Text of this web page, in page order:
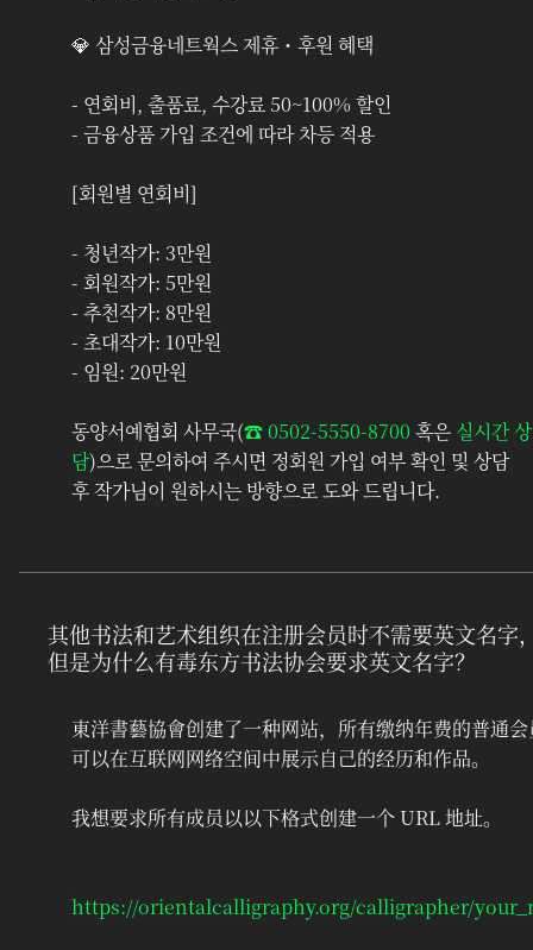
💎 삼성금융네트웍스 제휴・후원 혜택
- 연회비, 출품료, 수강료 50~100% 할인
- 금융상품 가입 조건에 따라 차등 적용
[회원별 연회비]
- 청년작가: 3만원
- 회원작가: 5만원
- 추천작가: 8만원
- 초대작가: 10만원
- 임원: 20만원
동양서예협회 사무국(☎︎ 0502-5550-8700 혹은 실시간 상
담)으로 문의하여 주시면 정회원 가입 여부 확인 및 상담
후 작가님이 원하시는 방향으로 도와 드립니다.
其他书法和艺术组织在注册会员时不需要英文名字
但是为什么有毒东方书法协会要求英文名字？
東洋書藝協會创建了一种网站，所有缴纳年费的普通
可以在互联网网络空间中展示自己的经历和作品。
我想要求所有成员以以下格式创建一个 URL 地址。
https://orientalcalligraphy.org/calligrapher/